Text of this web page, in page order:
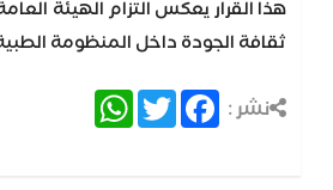
هذا القرار يعكس التزام الهيئة
ثقافة الجودة داخل المنظومة
نشر : Facebook
Twitter
WhatsApp